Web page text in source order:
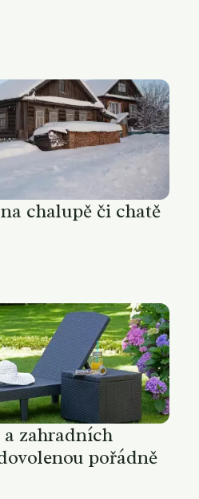
chalupě či chatě
zahradních
pořádně